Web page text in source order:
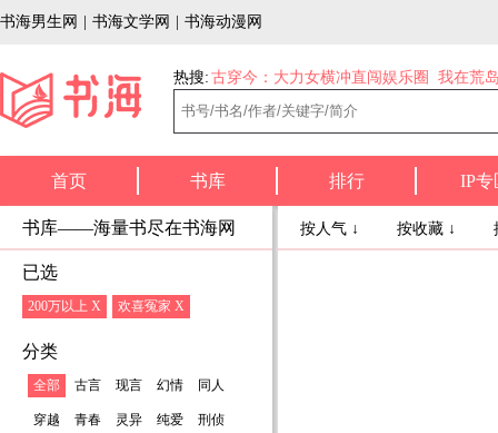
书海男生网 书海文学网 书海动漫网
热搜: 古穿今：大力女横冲直闯娱乐圈 我在荒
首页 书库 排行 IP专
书库——海量书尽在书海网
已选
200万以上 X 欢喜冤家 X
分类
全部 古言 现言 幻情 同人
穿越 青春 灵异 纯爱 刑侦
按人气 ↓ 按收藏 ↓